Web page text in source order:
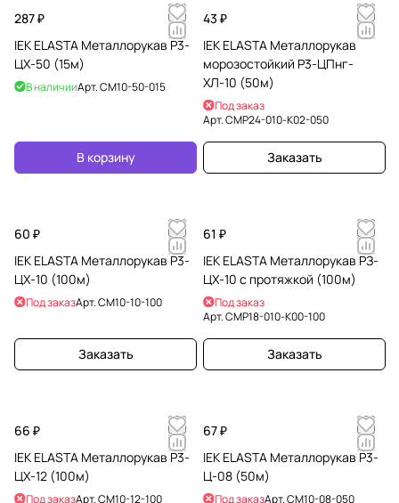
287 ₽
IEK ELASTA Металлорукав Р3-
ЦХ-50 (15м)
В наличииАрт.CM10-50-015
В корзину
43 ₽
IEK ELASTA Металлорукав
морозостойкий Р3-ЦПнг-
ХЛ-10 (50м)
Под заказ
Арт.CMP24-010-K02-050
Заказать
60 ₽
IEK ELASTA Металлорукав Р3-
ЦХ-10 (100м)
Под заказАрт.CM10-10-100
Заказать
61 ₽
IEK ELASTA Металлорукав РЗ-
ЦХ-10 с протяжкой (100м)
Под заказ
Арт.CMP18-010-K00-100
Заказать
66 ₽
IEK ELASTA Металлорукав Р3-
ЦХ-12 (100м)
Под заказАрт.CM10-12-100
67 ₽
IEK ELASTA Металлорукав Р3-
Ц-08 (50м)
Под заказАрт.CM10-08-050